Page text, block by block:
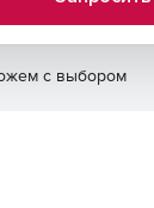
с выбором